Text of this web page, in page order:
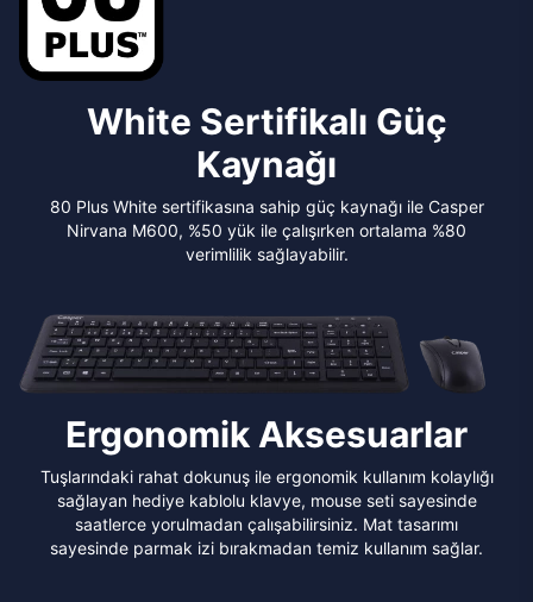
White Sertifikalı Güç
Kaynağı
80 Plus White sertifikasına sahip güç kaynağı ile Casper
Nirvana M600, %50 yük ile çalışırken ortalama %80
verimlilik sağlayabilir.
Ergonomik Aksesuarlar
Tuşlarındaki rahat dokunuş ile ergonomik kullanım kolaylığı
sağlayan hediye kablolu klavye, mouse seti sayesinde
saatlerce yorulmadan çalışabilirsiniz. Mat tasarımı
sayesinde parmak izi bırakmadan temiz kullanım sağlar.